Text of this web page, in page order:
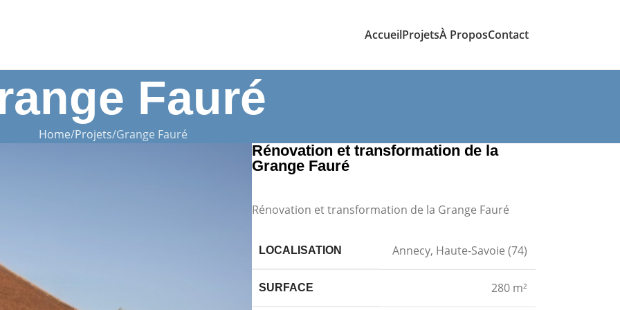
AccueilProjetsÀ ProposContact
Fauré
Home Projets Grange Fauré
Rénovation et transformation de la
Grange Fauré
Rénovation et transformation de la Grange Fauré
LOCALISATION Annecy, Haute-Savoie (74)
SURFACE 280 m²